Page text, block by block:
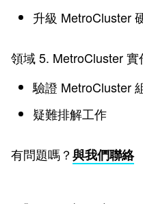
升級 MetroCluster
領域 5. MetroCluster
驗證 MetroCluster
疑難排解工作
有問題嗎？與我們聯絡